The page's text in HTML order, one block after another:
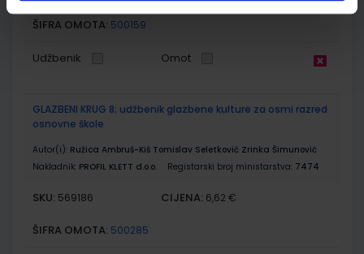
ŠIFRA OMOTA: 500159
Udžbenik Omot
GLAZBENI KRUG 8; udžbenik glazbene kulture za osmi razred
osnovne škole
Autor(i): Ružica Ambruš-Kiš Tomislav Seletković Zrinka Šimunović
Nakladnik: PROFIL KLETT d.o.o. Registarski broj ministarstva: 7474
SKU: 569186 CIJENA: 6,62 €
ŠIFRA OMOTA: 500285